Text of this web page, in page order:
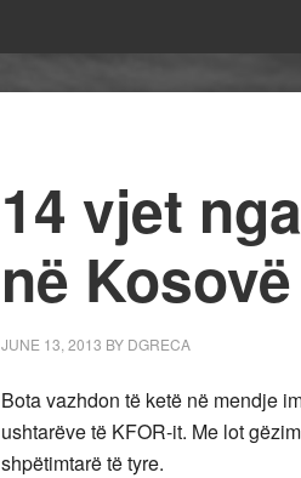
14 vjet
në Kosovë
JUNE 13, 2013 BY DGRECA
Bota vazhdon të ketë në mendje
ushtarëve të KFOR-it. Me lot
shpëtimtarë të tyre.